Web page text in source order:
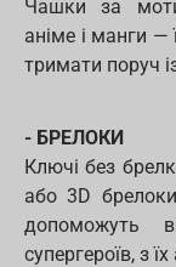
Чашки за
аніме і манги —
тримати поруч
- БРЕЛОКИ
Ключі без
або 3D
допоможуть
супергероїв, з